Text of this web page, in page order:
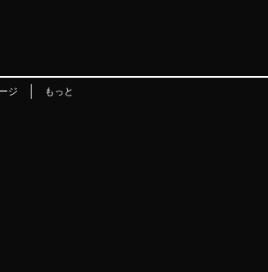
ジ もっと